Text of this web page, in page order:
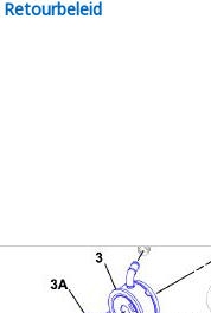
Retourbeleid